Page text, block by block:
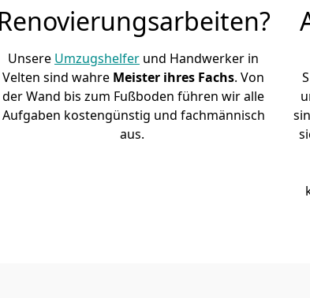
Renovierungsarbeiten?
Unsere Umzugshelfer und Handwerker in
Velten sind wahre Meister ihres Fachs. Von
der Wand bis zum Fußboden führen wir alle
Aufgaben kostengünstig und fachmännisch
aus.